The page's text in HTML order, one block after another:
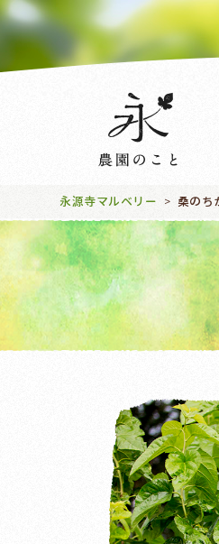
永源寺マルベリー > 桑のち